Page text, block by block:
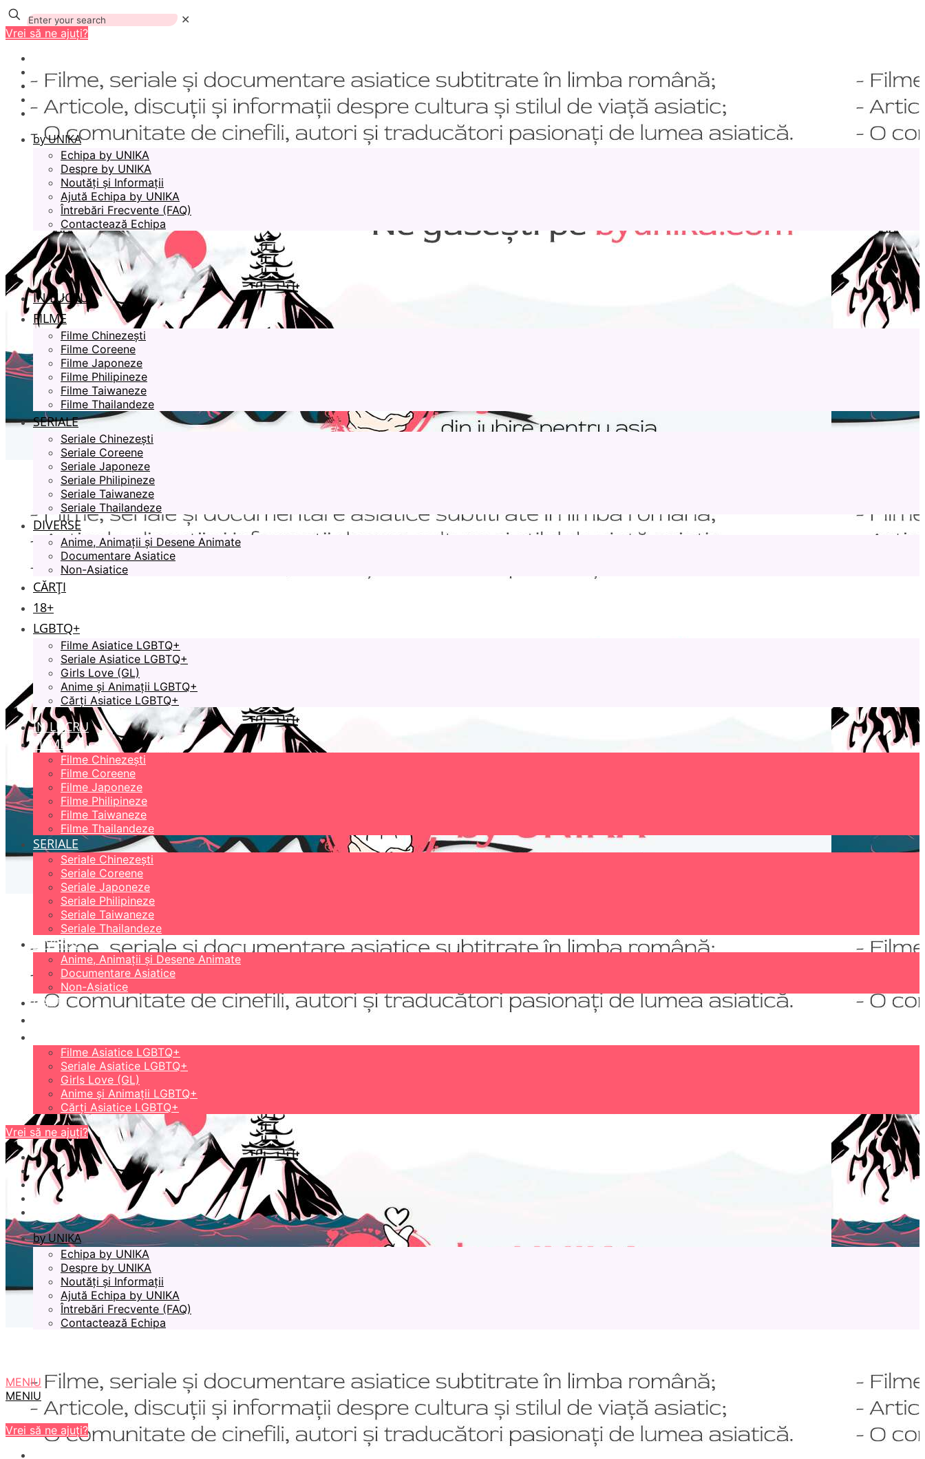
✕
Vrei să ne ajuți?
by UNIKA
Echipa by UNIKA
Despre by UNIKA
Noutăți și Informații
Ajută Echipa by UNIKA
Întrebări Frecvente (FAQ)
Contactează Echipa
ÎN LUCRU
FILME
Filme Chinezești
Filme Coreene
Filme Japoneze
Filme Philipineze
Filme Taiwaneze
Filme Thailandeze
SERIALE
Seriale Chinezești
Seriale Coreene
Seriale Japoneze
Seriale Philipineze
Seriale Taiwaneze
Seriale Thailandeze
DIVERSE
Anime, Animații și Desene Animate
Documentare Asiatice
Non-Asiatice
CĂRȚI
18+
LGBTQ+
Filme Asiatice LGBTQ+
Seriale Asiatice LGBTQ+
Girls Love (GL)
Anime și Animații LGBTQ+
Cărți Asiatice LGBTQ+
ÎN LUCRU
FILME
Filme Chinezești
Filme Coreene
Filme Japoneze
Filme Philipineze
Filme Taiwaneze
Filme Thailandeze
SERIALE
Seriale Chinezești
Seriale Coreene
Seriale Japoneze
Seriale Philipineze
Seriale Taiwaneze
Seriale Thailandeze
DIVERSE
Anime, Animații și Desene Animate
Documentare Asiatice
Non-Asiatice
CĂRȚI
Filme Asiatice LGBTQ+
Seriale Asiatice LGBTQ+
Girls Love (GL)
Anime și Animații LGBTQ+
Cărți Asiatice LGBTQ+
Vrei să ne ajuți?
by UNIKA
Echipa by UNIKA
Despre by UNIKA
Noutăți și Informații
Ajută Echipa by UNIKA
Întrebări Frecvente (FAQ)
Contactează Echipa
MENIU
MENIU
Vrei să ne ajuți?